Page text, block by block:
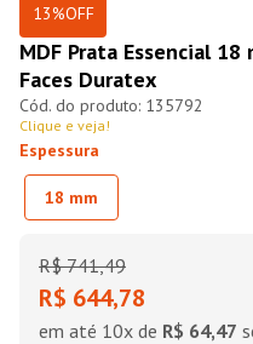
13%OFF
MDF Prata Essencial
Faces Duratex
135792
Clique e veja!
Espessura
18 mm
R$ 741,49
R$ 644,78
em até 10x de R$ 64,47